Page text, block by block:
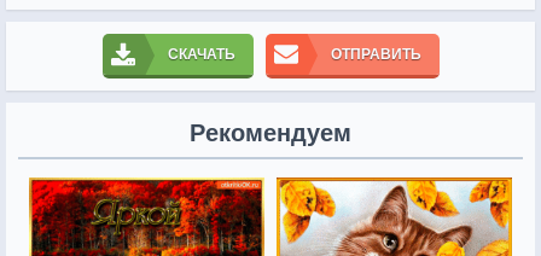
СКАЧАТЬ ОТПРАВИТЬ
Рекомендуем